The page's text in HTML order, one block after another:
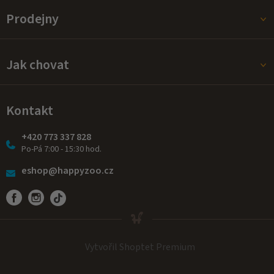
Prodejny
Jak chovat
Kontakt
+420 773 337 828
Po-Pá 7:00 - 15:30 hod.
eshop@happyzoo.cz
Vytvořil Shoptet Premium